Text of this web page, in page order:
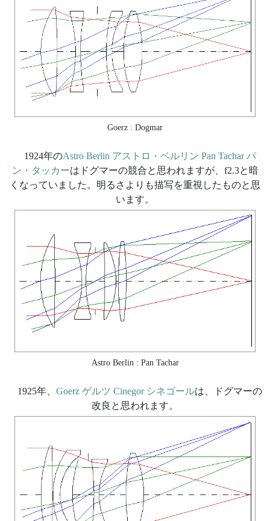
Goerz : Dogmar
1924年のAstro Berlin アストロ・ベルリン Pan Tachar パ
ン・タッカーはドグマーの競合と思われますが、f2.3と暗
くなっていました。明るさよりも描写を重視したものと思
います。
Astro Berlin : Pan Tachar
1925年、 Goerz ゲルツ Cinegor シネゴールは、ドグマーの
改良と思われます。